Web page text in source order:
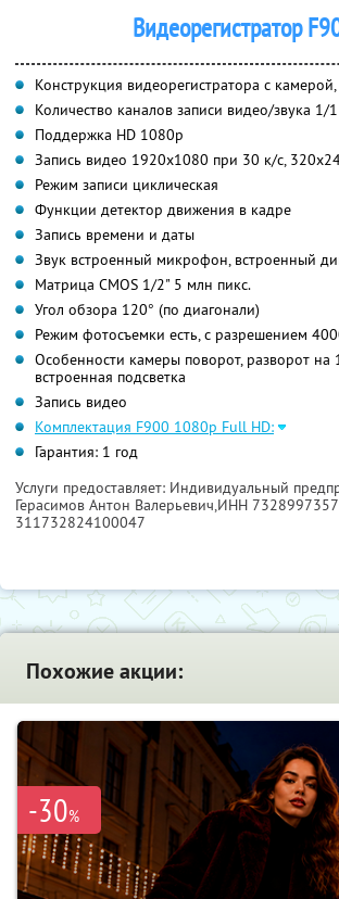
Видеорегистратор
Конструкция видеорегистратора с
Количество каналов записи видео/звука 1/1
Поддержка HD 1080p
Запись видео 1920x1080 при 30 к/с,
Режим записи циклическая
Функции детектор движения в кадре
Запись времени и даты
Звук встроенный микрофон, встроенный
Матрица CMOS 1/2" 5 млн пикс.
Угол обзора 120° (по диагонали)
Режим фотосъемки есть, с разрешением
Особенности камеры поворот, разворот на
встроенная подсветка
Запись видео
Комплектация F900 1080р Full HD:
Гарантия: 1 год
Услуги предоставляет: Индивидуальный
Герасимов Антон Валерьевич,ИНН
311732824100047
Похожие акции:
-30%